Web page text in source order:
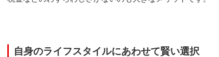
自身のライフスタイルにあわせて賢い選択